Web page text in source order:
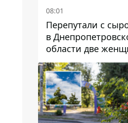
08:01
Перепутали с
в
области две
отравились